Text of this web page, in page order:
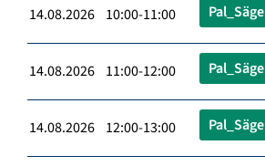
14.08.2026 10:00-11:00 Pal_Säge
14.08.2026 11:00-12:00 Pal_Säge
14.08.2026 12:00-13:00 Pal_Säge